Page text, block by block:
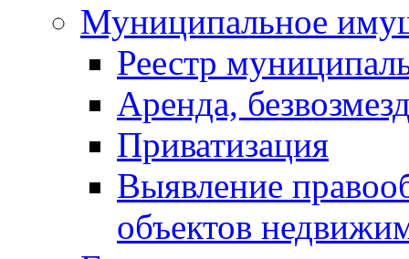
Муниципальное
Реестр
Аренда,
Приватизация
Выявление
объектов